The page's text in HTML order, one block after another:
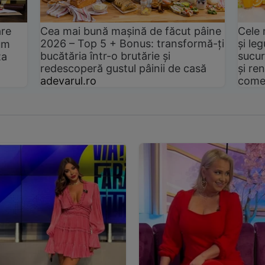
Cea mai bună mașină de făcut pâine
2026 – Top 5 + Bonus: transformă-ți
bucătăria într-o brutărie și
redescoperă gustul pâinii de casă
adevarul.ro
Cele
și
și